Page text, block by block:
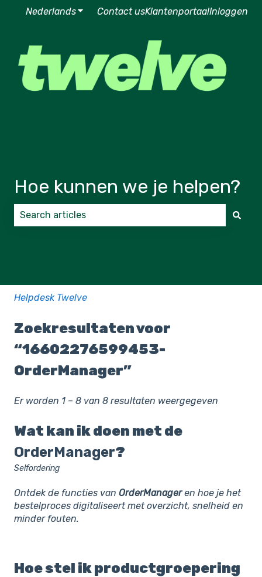
NederlandsSubmenu tonen voor vertalingen
Contact usKlantenportaalInloggen
Hoe kunnen we je helpen?
Helpdesk Twelve
Zoekresultaten voor
“16602276599453-
OrderManager”
Er worden 1 – 8 van 8 resultaten weergegeven
Wat kan ik doen met de
OrderManager?
Selfordering
Ontdek de functies van OrderManageren hoe je het
bestelproces digitaliseert met overzicht, snelheid en
minder fouten.
Hoe stel ik productgroepering